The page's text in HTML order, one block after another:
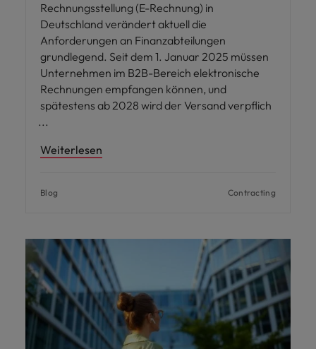
Rechnungsstellung (E-Rechnung) in
Deutschland verändert aktuell die
Anforderungen an Finanzabteilungen
grundlegend. Seit dem 1. Januar 2025 müssen
Unternehmen im B2B-Bereich elektronische
Rechnungen empfangen können, und
spätestens ab 2028 wird der Versand verpflich
Weiterlesen
Blog Contracting